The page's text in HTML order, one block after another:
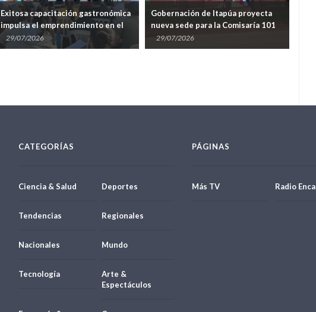
Exitosa capacitación gastronómica
impulsa el emprendimiento en el
barrio San Pedro de Encarnación
29/07/2026
Gobernación de Itapúa proyecta
nueva sede para la Comisaría 101
de San Miguel Kurusu
29/07/2026
CATEGORÍAS
Ciencia & Salud Deportes
Tendencias Regionales
Nacionales Mundo
Tecnología
Arte &
Espectáculos
PÁGINAS
Más TV Radio